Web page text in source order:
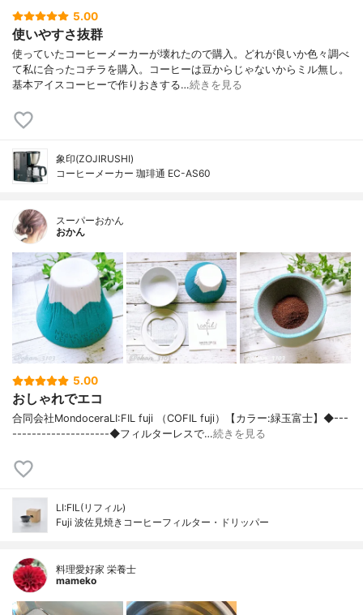
5.00
使いやすさ抜群
使っていたコーヒーメーカーが壊れたので購入。どれが良いか色々調べ
て私に合ったコチラを購入。コーヒーは豆からじゃないからミル無し。
基本アイスコーヒーで作りおきする…続きを見る
象印(ZOJIRUSHI)
コーヒーメーカー 珈琲通 EC-AS60
スーパーおかん
おかん
5.00
おしゃれでエコ
合同会社MondoceraLI:FIL fuji （COFIL fuji）【カラー:緑玉富士】◆---
--------------------◆フィルターレスで…続きを見る
LI:FIL(リフィル)
Fuji 波佐見焼きコーヒーフィルター・ドリッパー
料理愛好家 栄養士
mameko